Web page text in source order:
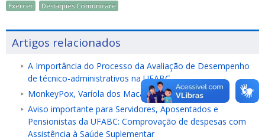
Exercer
Destaques Comunicare
Artigos relacionados
A Importância do Processo da Avaliação de Desempenho
de técnico-administrativos na UFABC
MonkeyPox, Varíola dos Macacos ou Varíola Símia
Aviso importante para Servidores, Aposentados e
Pensionistas da UFABC: Comprovação de despesas com
Assistência à Saúde Suplementar